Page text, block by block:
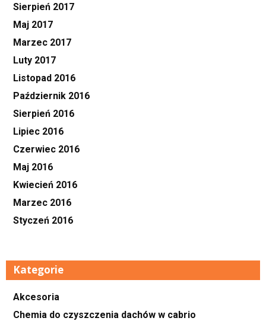
Sierpień 2017
Maj 2017
Marzec 2017
Luty 2017
Listopad 2016
Październik 2016
Sierpień 2016
Lipiec 2016
Czerwiec 2016
Maj 2016
Kwiecień 2016
Marzec 2016
Styczeń 2016
Kategorie
Akcesoria
Chemia do czyszczenia dachów w cabrio